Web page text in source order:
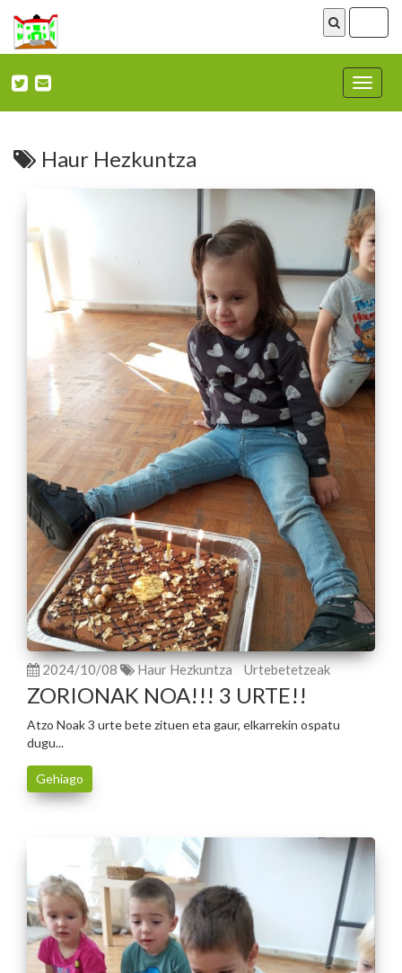
ireki
Haur Hezkuntza
2024/10/08 Haur Hezkuntza Urtebetetzeak
ZORIONAK NOA!!! 3 URTE!!
Atzo Noak 3 urte bete zituen eta gaur, elkarrekin ospatu
dugu...
Gehiago